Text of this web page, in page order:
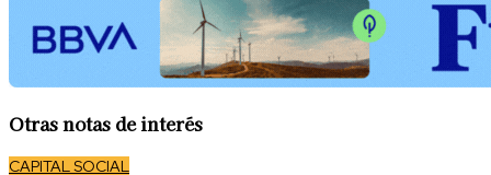
Otras notas de interés
CAPITAL SOCIAL